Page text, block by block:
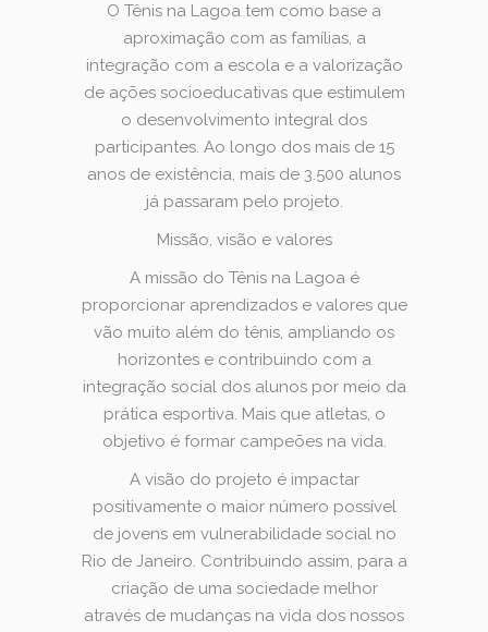
O Tênis na Lagoa tem como base a
aproximação com as famílias, a
integração com a escola e a valorização
de ações socioeducativas que estimulem
o desenvolvimento integral dos
participantes. Ao longo dos mais de 15
anos de existência, mais de 3.500 alunos
já passaram pelo projeto.
Missão, visão e valores
A missão do Tênis na Lagoa é
proporcionar aprendizados e valores que
vão muito além do tênis, ampliando os
horizontes e contribuindo com a
integração social dos alunos por meio da
prática esportiva. Mais que atletas, o
objetivo é formar campeões na vida.
A visão do projeto é impactar
positivamente o maior número possível
de jovens em vulnerabilidade social no
Rio de Janeiro. Contribuindo assim, para a
criação de uma sociedade melhor
através de mudanças na vida dos nossos